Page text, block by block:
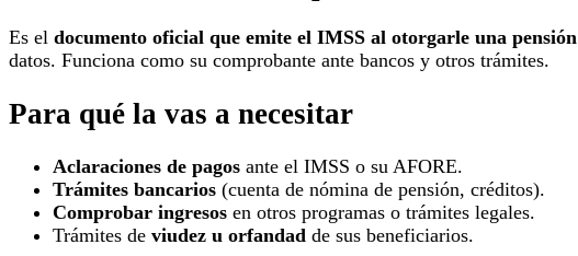
Es el documento oficial que emite el IMSS al otorgarle una pensión
datos. Funciona como su comprobante ante bancos y otros trámites.
Para qué la vas a necesitar
Aclaraciones de pagos ante el IMSS o su AFORE.
Trámites bancarios (cuenta de nómina de pensión, créditos).
Comprobar ingresos en otros programas o trámites legales.
Trámites de viudez u orfandad de sus beneficiarios.